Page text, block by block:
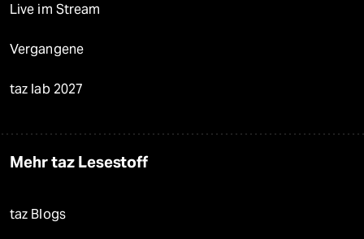
Live im Stream
Vergangene
taz lab 2027
Mehr taz Lesestoff
taz Blogs